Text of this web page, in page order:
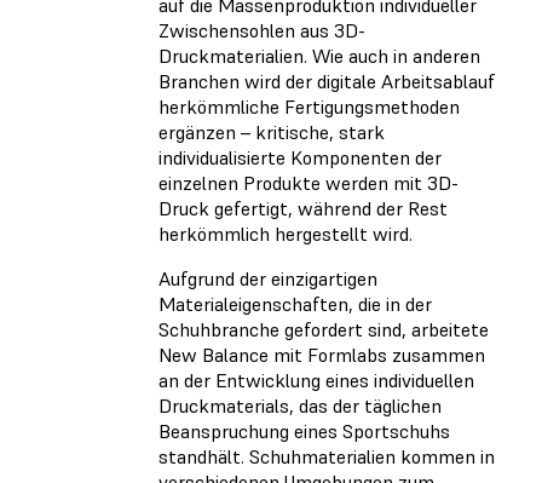
Zwischensohlen aus 3D-
Druckmaterialien. Wie auch in anderen
Branchen wird der digitale Arbeitsablauf
herkömmliche Fertigungsmethoden
ergänzen – kritische, stark
individualisierte Komponenten der
einzelnen Produkte werden mit 3D-
Druck gefertigt, während der Rest
herkömmlich hergestellt wird.
Aufgrund der einzigartigen
Materialeigenschaften, die in der
Schuhbranche gefordert sind, arbeitete
New Balance mit Formlabs zusammen
an der Entwicklung eines individuellen
Druckmaterials, das der täglichen
Beanspruchung eines Sportschuhs
standhält. Schuhmaterialien kommen in